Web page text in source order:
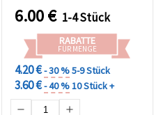
Bastelprojekte
6.00€ 1-4 Stück
RABATTE
FÜR MENGE
4.20 €- 30 %5-9 Stück
3.60 €- 40 %10 Stück +